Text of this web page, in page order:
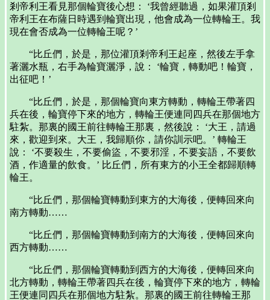
剎帝利王看見那個輪寶後心想： ‘我曾經聽過，如果灌頂剎
帝利王在布薩日時遇到輪寶出現，他會成為一位轉輪王。我
現在會否成為一位轉輪王呢？’
“比丘們，於是，那位灌頂剎帝利王起座，然後左手拿
著灑水瓶，右手為輪寶灑淨，說： ‘輪寶，轉動吧！輪寶，
出征吧！’
“比丘們，於是，那個輪寶向東方轉動，轉輪王帶著四
兵在後，輪寶停下來的地方，轉輪王便連同四兵在那個地方
駐紮。那裏的國王前往轉輪王那裏，然後說： ‘大王，請過
來，歡迎到來。大王，我歸順你，請你訓示吧。’ 轉輪王
說： ‘不要殺生，不要偷盜，不要邪淫，不要妄語，不要飲
酒，作適量的飲食。’ 比丘們，所有東方的小王全都歸順轉
輪王。
“比丘們，那個輪寶轉動到東方的大海後，便轉回來向
南方轉動……
“比丘們，那個輪寶轉動到南方的大海後，便轉回來向
西方轉動……
“比丘們，那個輪寶轉動到西方的大海後，便轉回來向
北方轉動，轉輪王帶著四兵在後，輪寶停下來的地方，轉輪
王便連同四兵在那個地方駐紮。那裏的國王前往轉輪王那